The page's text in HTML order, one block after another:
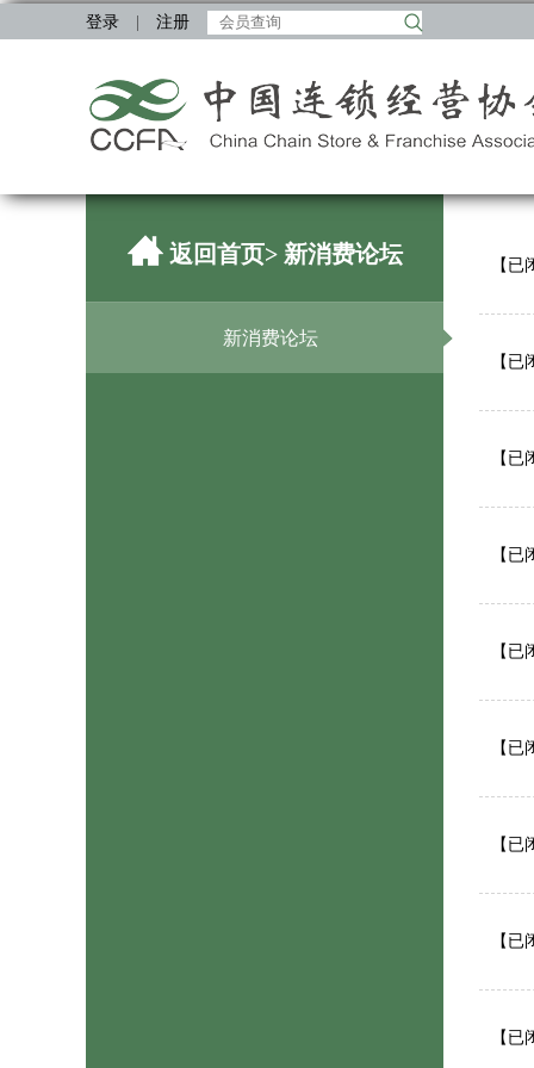
登录 注册
返回首页> 新消费论坛
新消费论坛
【
【
【
【
【
【
【
【
【